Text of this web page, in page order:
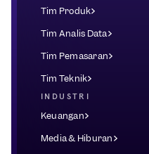
Tim Produk
Tim Analis Data
Tim Pemasaran
Tim Teknik
INDUSTRI
Keuangan
Media & Hiburan